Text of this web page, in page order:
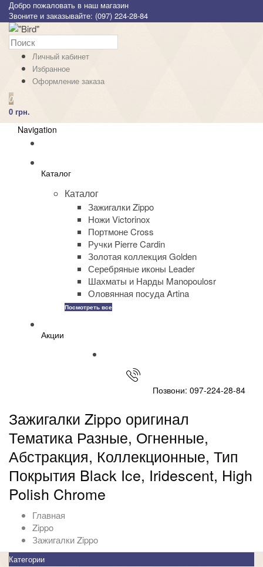
Добро пожаловать в наш магазин
Звоните и заказывайте: (097) 224-28-84
Личный кабинет
Избранное
Оформление заказа
0
0 грн.
Navigation
Каталог
Каталог
Зажигалки Zippo
Ножи Victorinox
Портмоне Cross
Ручки Pierre Cardin
Золотая коллекция Golden
Серебряные иконы Leader
Шахматы и Нарды Manopoulosr
Оловянная посуда Artina
Посмотреть все
Акции
Позвони: 097-224-28-84
Зажигалки Zippo оригинал
Тематика Разные, Огненные,
Абстракция, Коллекционные, Тип
Покрытия Black Ice, Iridescent, High
Polish Chrome
Главная
Zippo
Зажигалки Zippo
Категории